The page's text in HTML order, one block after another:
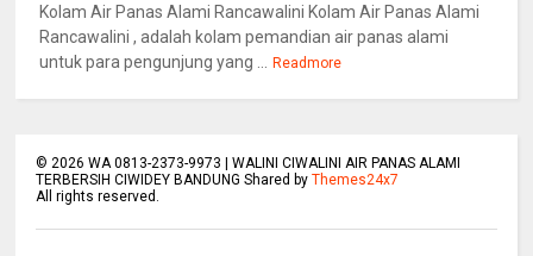
Kolam Air Panas Alami Rancawalini Kolam Air Panas Alami
Rancawalini , adalah kolam pemandian air panas alami
untuk para pengunjung yang ...
Readmore
© 2026 WA 0813-2373-9973 | WALINI CIWALINI AIR PANAS ALAMI
TERBERSIH CIWIDEY BANDUNG Shared byThemes24x7
All rights reserved.